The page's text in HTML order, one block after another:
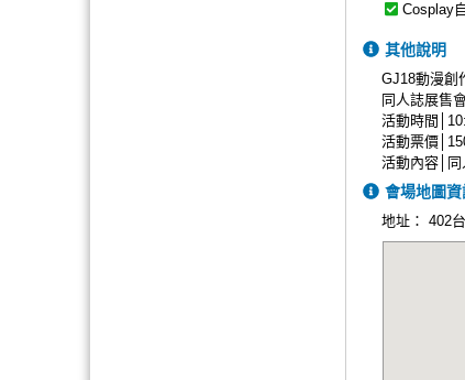
Cosplay
其他說明
GJ18動漫創
同人誌展售
活動時間
活動票價
活動內容│
會場地圖資
地址： 402